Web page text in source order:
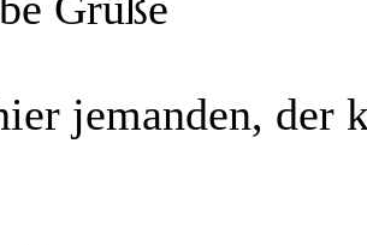
jemanden, der